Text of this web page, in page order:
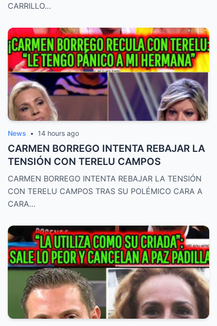
CARRILLO…
News • 14 hours ago
CARMEN BORREGO INTENTA REBAJAR LA
TENSIÓN CON TERELU CAMPOS
CARMEN BORREGO INTENTA REBAJAR LA TENSIÓN
CON TERELU CAMPOS TRAS SU POLÉMICO CARA A
CARA…